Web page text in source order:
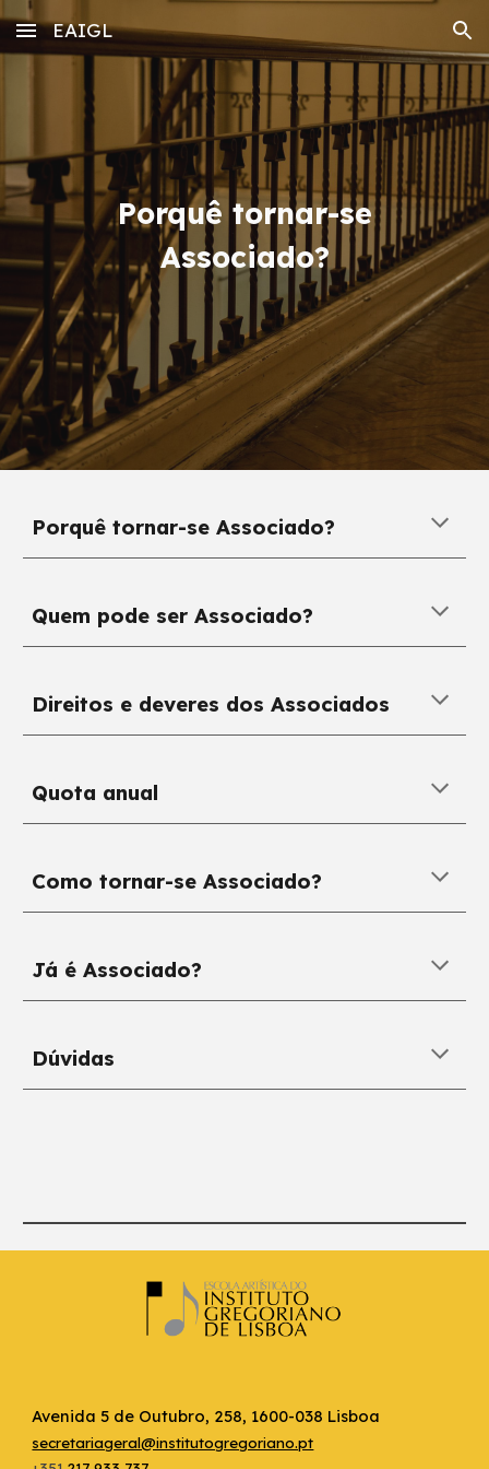
Skip to main content Skip to navigation
EAIGL
Porquê tornar-se
Associado?
Porquê tornar-se Associado?
Quem pode ser Associado?
Direitos e deveres dos Associados
Quota anual
Como tornar-se Associado?
Já é Associado?
Dúvidas
Avenida 5 de Outubro, 258, 1600-038 Lisboa
secretariageral@institutogregoriano.pt